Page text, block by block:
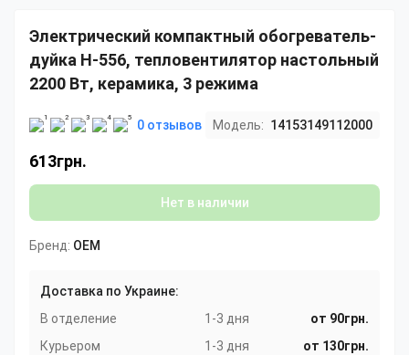
Электрический компактный обогреватель-
дуйка H-556, тепловентилятор настольный
2200 Вт, керамика, 3 режима
0 отзывов Модель: 14153149112000
613грн.
Нет в наличии
Бренд: OEM
Доставка по Украине:
В отделение
1-3 дня
от 90грн.
Курьером
1-3 дня
от 130грн.